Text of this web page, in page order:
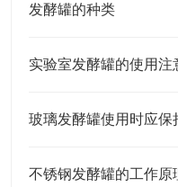
发酵罐的种类
实验室发酵罐的使用注
玻璃发酵罐使用时应保
不锈钢发酵罐的工作